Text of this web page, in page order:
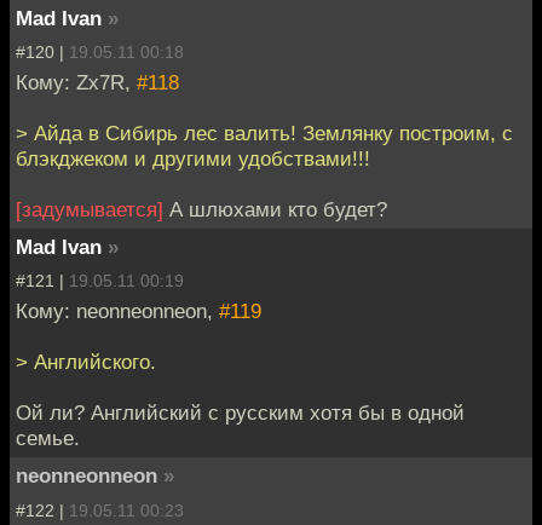
Mad Ivan »
#120 | 19.05.11 00:18
Кому: Zx7R, #118
> Айда в Сибирь лес валить! Землянку построим, с
блэкджеком и другими удобствами!!!
[задумывается] А шлюхами кто будет?
Mad Ivan »
#121 | 19.05.11 00:19
Кому: neonneonneon, #119
> Английского.
Ой ли? Английский с русским хотя бы в одной
семье.
neonneonneon »
#122 | 19.05.11 00:23